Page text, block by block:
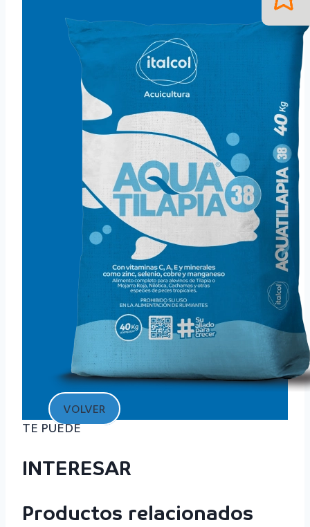
VOLVER
TE PUEDE
INTERESAR
Productos relacionados